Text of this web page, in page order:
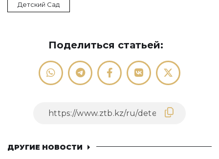
Детский Сад
Поделиться статьей:
ДРУГИЕ НОВОСТИ